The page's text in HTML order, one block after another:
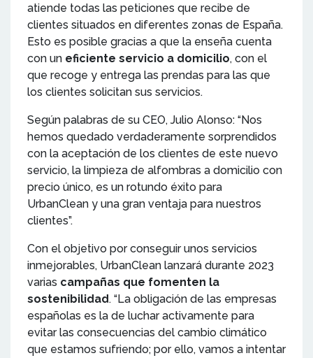
atiende todas las peticiones que recibe de
clientes situados en diferentes zonas de España.
Esto es posible gracias a que la enseña cuenta
con un eficiente servicio a domicilio, con el
que recoge y entrega las prendas para las que
los clientes solicitan sus servicios.
Según palabras de su CEO, Julio Alonso: “Nos
hemos quedado verdaderamente sorprendidos
con la aceptación de los clientes de este nuevo
servicio, la limpieza de alfombras a domicilio con
precio único, es un rotundo éxito para
UrbanClean y una gran ventaja para nuestros
clientes”.
Con el objetivo por conseguir unos servicios
inmejorables, UrbanClean lanzará durante 2023
varias campañas que fomenten la
sostenibilidad. “La obligación de las empresas
españolas es la de luchar activamente para
evitar las consecuencias del cambio climático
que estamos sufriendo; por ello, vamos a intentar